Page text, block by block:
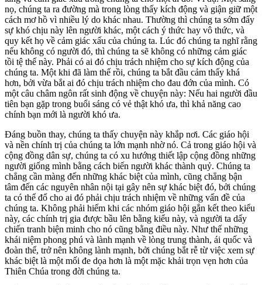
nọ, chúng ta ra đường mà trong lòng thấy kích động và giận giữ một
cách mơ hồ vì nhiều lý do khác nhau. Thường thì chúng ta sớm đẩy
sự khó chịu này lên người khác, một cách ý thức hay vô thức, và
quy kết họ về cảm giác xấu của chúng ta. Lúc đó chúng ta nghĩ rằng
nếu không có người đó, thì chúng ta sẽ không có những cảm giác
tồi tệ thế này. Phải có ai đó chịu trách nhiệm cho sự kích động của
chúng ta. Một khi đã làm thế rồi, chúng ta bắt đầu cảm thấy khá
hơn, bởi vừa bắt ai đó chịu trách nhiệm cho đau đớn của mình. Có
một câu châm ngôn rất sinh động về chuyện này: Nếu hai người đầu
tiên bạn gặp trong buổi sáng có vẻ thật khó ưa, thì khả năng cao
chính bạn mới là người khó ưa.
Đáng buồn thay, chúng ta thấy chuyện này khắp nơi. Các giáo hội
và nền chính trị của chúng ta lớn mạnh nhờ nó. Cả trong giáo hội và
cộng đồng dân sự, chúng ta có xu hướng thiết lập cộng đồng những
người giống mình bằng cách biến người khác thành quỷ. Chúng ta
chẳng cần màng đến những khác biệt của mình, cũng chẳng bận
tâm đến các nguyên nhân nội tại gây nên sự khác biệt đó, bởi chúng
ta có thể đổ cho ai đó phải chịu trách nhiệm về những vấn đề của
chúng ta. Không phải hiếm khi các nhóm giáo hội gắn kết theo kiểu
này, các chính trị gia được bầu lên bằng kiểu này, và người ta dấy
chiến tranh biện minh cho nó cũng bằng điều này. Như thế những
khái niệm phong phú và lành mạnh về lòng trung thành, ái quốc và
đoàn thể, trở nên không lành mạnh, bởi chúng bắt rễ từ việc xem sự
khác biệt là một mối đe dọa hơn là một mặc khải trọn vẹn hơn của
Thiên Chúa trong đời chúng ta.